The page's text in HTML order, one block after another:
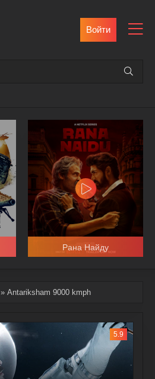
Войти
Рана Найду
» Antariksham 9000 kmph
5.9